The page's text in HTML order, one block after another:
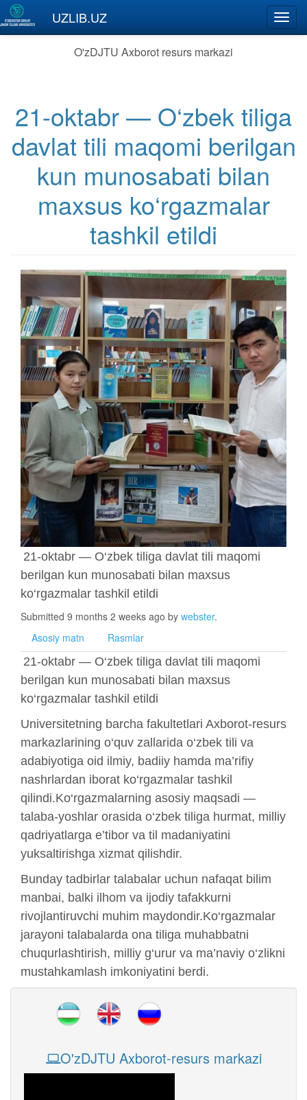
Skip to main content
UZLIB.UZ
O'zDJTU Axborot resurs markazi
21-oktabr — O‘zbek tiliga
davlat tili maqomi berilgan
kun munosabati bilan
maxsus ko‘rgazmalar
tashkil etildi
21-oktabr — O‘zbek tiliga davlat tili maqomi
berilgan kun munosabati bilan maxsus
ko‘rgazmalar tashkil etildi
Submitted 9 months 2 weeks ago by webster.
Asosiy matn
Rasmlar
21-oktabr — O‘zbek tiliga davlat tili maqomi
berilgan kun munosabati bilan maxsus
ko‘rgazmalar tashkil etildi
Universitetning barcha fakultetlari Axborot-resurs
markazlarining o‘quv zallarida o‘zbek tili va
adabiyotiga oid ilmiy, badiiy hamda ma’rifiy
nashrlardan iborat ko‘rgazmalar tashkil
qilindi.Ko‘rgazmalarning asosiy maqsadi —
talaba-yoshlar orasida o‘zbek tiliga hurmat, milliy
qadriyatlarga e’tibor va til madaniyatini
yuksaltirishga xizmat qilishdir.
Bunday tadbirlar talabalar uchun nafaqat bilim
manbai, balki ilhom va ijodiy tafakkurni
rivojlantiruvchi muhim maydondir.Ko‘rgazmalar
jarayoni talabalarda ona tiliga muhabbatni
chuqurlashtirish, milliy g‘urur va ma’naviy o‘zlikni
mustahkamlash imkoniyatini berdi.
O'zDJTU Axborot-resurs markazi